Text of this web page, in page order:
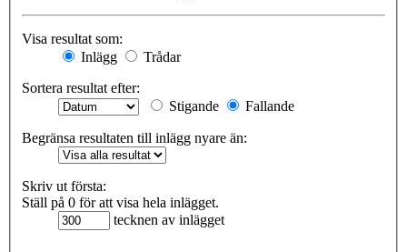
Visa resultat som:
Inlägg
Trådar
Sortera resultat efter:
Stigande
Fallande
Begränsa resultaten till inlägg nyare än:
Skriv ut första:
Ställ på 0 för att visa hela inlägget.
tecknen av inlägget